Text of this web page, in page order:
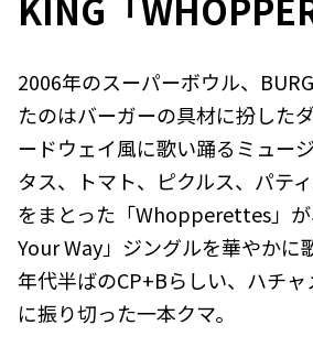
2006年のスーパーボウル、
たのはバーガーの具材に扮した
ードウェイ風に歌い踊るミュー
タス、トマト、ピクルス、パテ
をまとった「Whopperettes」
Your Way」ジングルを華やかに
年代半ばのCP+Bらしい、ハチ
に振り切った一本クマ。